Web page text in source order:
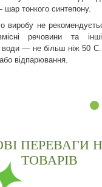
тонкого синтепону.
виробу не
речовини та
води — не більш ніж 50 С.
відпарювання.
ПЕРЕВАГИ
ТОВАРІВ